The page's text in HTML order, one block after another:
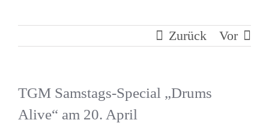
Zurück Vor
TGM Samstags-Special „Drums
Alive“ am 20. April